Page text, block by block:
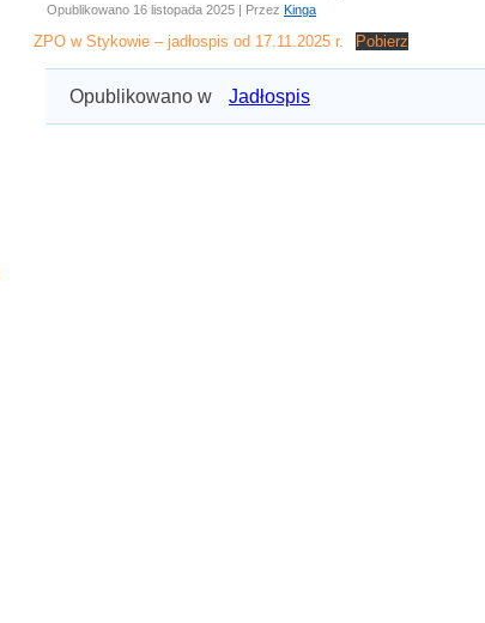
Opublikowano 16 listopada 2025 | Przez Kinga
ZPO w Stykowie – jadłospis od 17.11.2025 r. Pobierz
Opublikowano w Jadłospis